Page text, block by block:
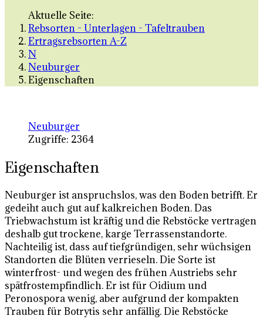
Aktuelle Seite:
Rebsorten - Unterlagen - Tafeltrauben
Ertragsrebsorten A-Z
N
Neuburger
Eigenschaften
Neuburger
Zugriffe: 2364
Eigenschaften
Neuburger ist anspruchslos, was den Boden betrifft. Er
gedeiht auch gut auf kalkreichen Boden. Das
Triebwachstum ist kräftig und die Rebstöcke vertragen
deshalb gut trockene, karge Terrassenstandorte.
Nachteilig ist, dass auf tiefgründigen, sehr wüchsigen
Standorten die Blüten verrieseln. Die Sorte ist
winterfrost- und wegen des frühen Austriebs sehr
spätfrostempfindlich. Er ist für Oidium und
Peronospora wenig, aber aufgrund der kompakten
Trauben für Botrytis sehr anfällig. Die Rebstöcke